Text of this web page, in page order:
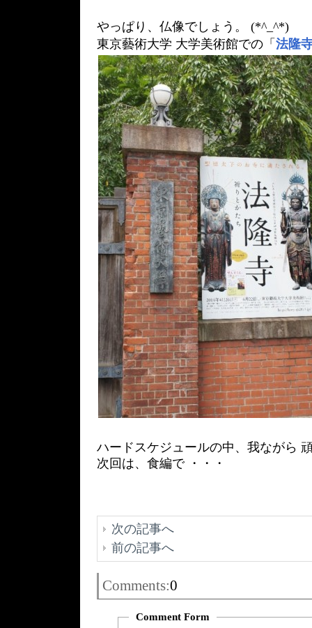
やっぱり、仏像でしょう。 (*^_^*)
東京藝術大学 大学美術館での「 法隆
ハードスケジュールの中、我ながら
次回は、食編で ・・・
次の記事へ
前の記事へ
Comments:0
Comment Form